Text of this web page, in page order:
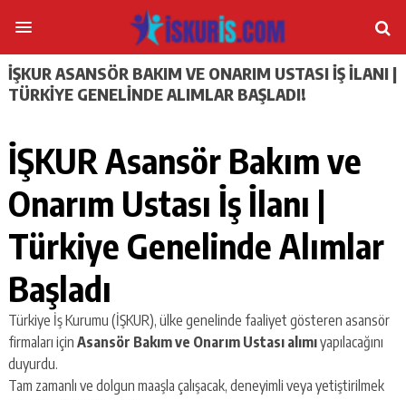
İŞKUR ASANSÖR BAKIM VE ONARIM USTASI İŞ İLANI |
TÜRKIYE GENELINDE ALIMLAR BAŞLADI!
İŞKUR Asansör Bakım ve
Onarım Ustası İş İlanı |
Türkiye Genelinde Alımlar
Başladı
Türkiye İş Kurumu (İŞKUR), ülke genelinde faaliyet gösteren asansör
firmaları için Asansör Bakım ve Onarım Ustası alımıyapılacağını
duyurdu.
Tam zamanlı ve dolgun maaşla çalışacak, deneyimli veya yetiştirilmek